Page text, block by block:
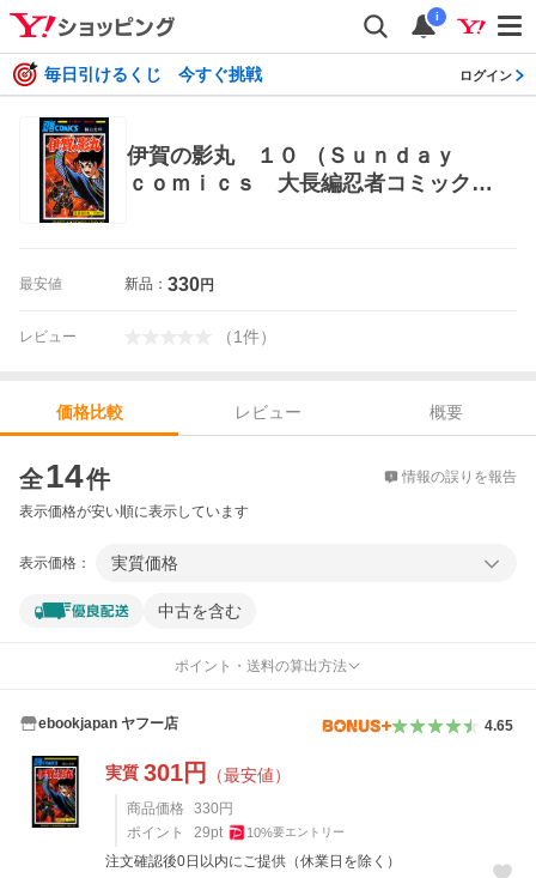
i
毎日引けるくじ 今すぐ挑戦 ログイン
伊賀の影丸 １０ （Ｓｕｎｄａｙ
ｃｏｍｉｃｓ 大長編忍者コミック
最安値 新品： 330円
レビュー （1件）
価格比較 レビュー
概要
全14件 情報の誤りを報告
表示価格が安い順に表示しています
表示価格： 実質価格
中古を含む
ポイント・送料の算出方法
ebookjapan ヤフー店 4.65
実質 301円 （最安値）
商品価格 330 円
ポイント
29pt 10%要エントリー
注文確認後0日以内にご提供（休業日を除く）